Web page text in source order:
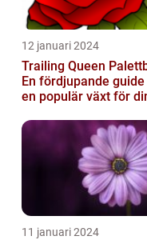
12 januari 2024
Trailing Queen
En fördjupande guide
en populär växt för
11 januari 2024